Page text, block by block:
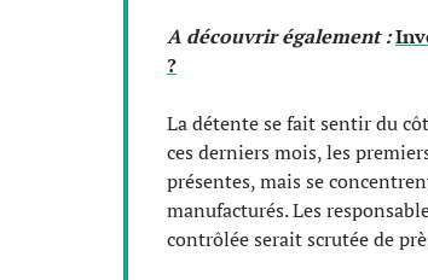
A découvrir également :
?
La détente se fait sentir du
ces derniers mois, les
présentes, mais se
manufacturés. Les
contrôlée serait scrutée de